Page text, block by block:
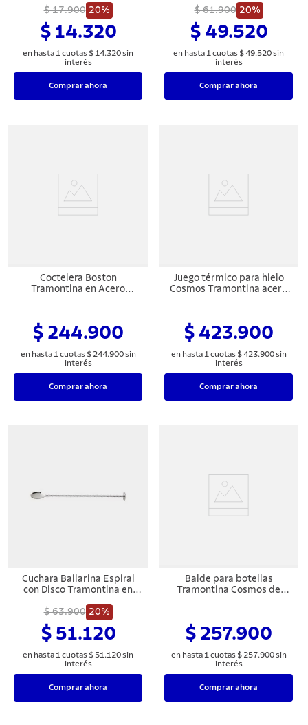
$ 17.900 20%
$ 14.320
en hasta 1 cuotas $ 14.320sin
interés
Comprar ahora
$ 61.900 20%
$ 49.520
en hasta 1 cuotas $49.520sin
interés
Comprar ahora
Coctelera Boston
Tramontina en Acero
$ 244.900
en hasta 1 cuotas $ 244.900sin
interés
Comprar ahora
Juego térmico para hielo
Cosmos Tramontina acero
$ 423.900
en hasta 1 cuotas $ 423.900sin
interés
Comprar ahora
Cuchara Bailarina Espiral
con Disco Tramontina en
$ 63.900 20%
$ 51.120
en hasta 1 cuotas $ 51 .120sin
interés
Comprar ahora
Balde para botellas
Tramontina Cosmos de
$ 257.900
en hasta 1 cuotas $ 257.900sin
interés
Comprar ahora